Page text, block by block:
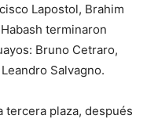
Lapostol, Brahim
terminaron
Bruno Cetraro,
Salvagno.
tercera plaza, después